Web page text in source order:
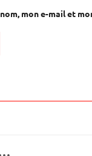
mon e-mail et